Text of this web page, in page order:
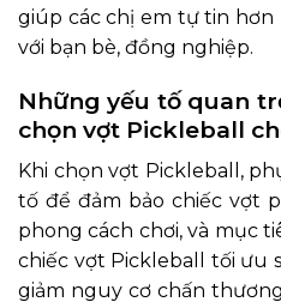
giúp các chị em tự tin hơn
với bạn bè, đồng nghiệp.
Những yếu tố quan
chọn vợt Pickleball
Khi chọn vợt Pickleball,
tố để đảm bảo chiếc vợt
phong cách chơi, và mục
chiếc vợt Pickleball tối ưu
giảm nguy cơ chấn